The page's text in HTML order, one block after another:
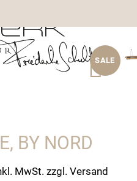
SALE
BY NORD
MwSt. zzgl. Versand